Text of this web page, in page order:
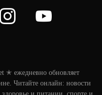
instagram youtube
✭ ежедневно обновляет
Читайте онлайн: новости